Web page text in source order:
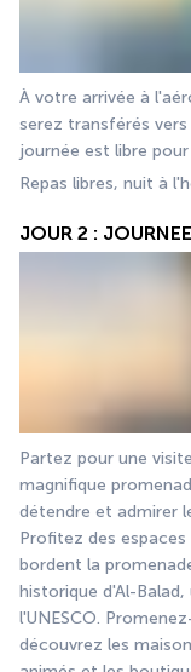
À votre arrivée à
serez transférés
journée est libre
Repas libres, nuit à
JOUR 2 :
Partez pour une
magnifique
détendre et admirer
Profitez des
bordent la
historique d'Al-
l'UNESCO.
découvrez les